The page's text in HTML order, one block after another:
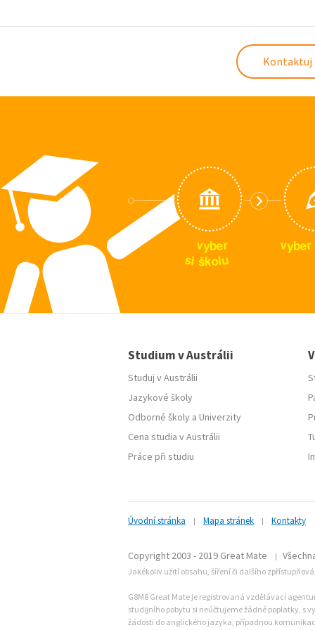
Kontaktuj
vyber
si školu
vyber
Studium v Austrálii
Studuj v Austrálii
Jazykové školy
Odborné školy a Univerzity
Cena studia v Austrálii
Práce při studiu
Úvodní stránka | Mapa stránek | Kontakty
Copyright 2003 - 2019 Great Mate |
Jakékoliv užití obsahu, šíření či dalšího
G8M8 Great Mate je registrovaná vzdělávací
studijního pobytu si neúčtujeme žádné poplatky, s
žádosti do anglického jazyka, případnou